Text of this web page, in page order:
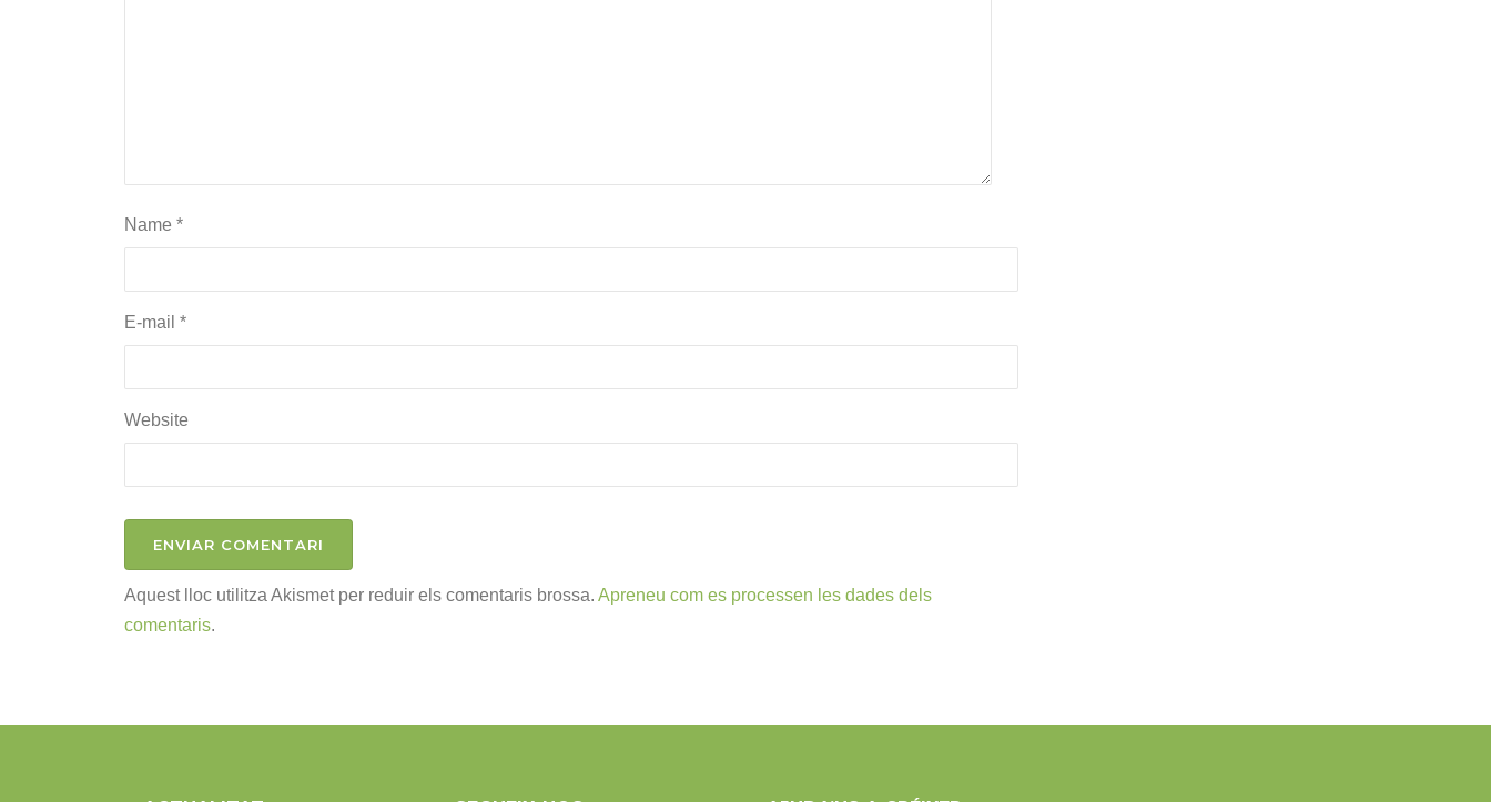
Name*
E-mail*
Website
Aquest lloc utilitza Akismet per reduir els comentaris brossa.Apreneu com es processen les dades dels
comentaris.